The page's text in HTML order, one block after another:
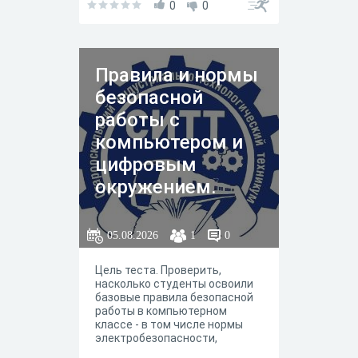
здоровье. Для этого мы
проверить свои знания и
0 0
Правила и нормы
безопасной
работы с
компьютером и
цифровым
окружением.
Техника
безопасности
05.08.2026 1 0
Цель теста. Проверить,
насколько студенты освоили
базовые правила безопасной
работы в компьютерном
классе - в том числе нормы
электробезопасности,